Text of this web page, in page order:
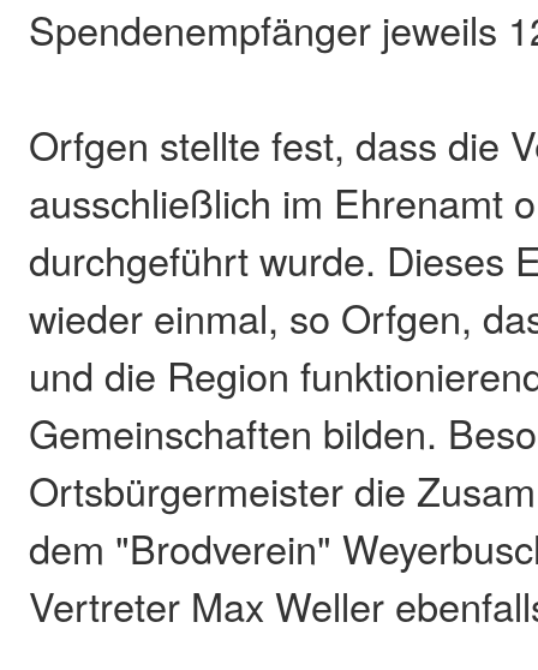
Spendenempfänger jeweils
Orfgen stellte fest, dass die
ausschließlich im Ehrenamt
durchgeführt wurde. Dieses
wieder einmal, so Orfgen,
und die Region
Gemeinschaften bilden.
Ortsbürgermeister die
dem "Brodverein"
Vertreter Max Weller